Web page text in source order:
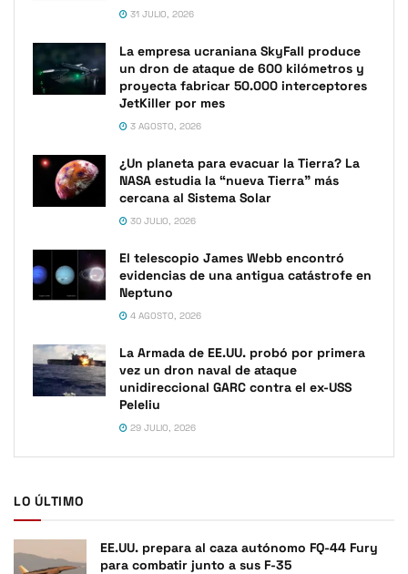
31 JULIO, 2026
La empresa ucraniana SkyFall produce
un dron de ataque de 600 kilómetros y
proyecta fabricar 50.000 interceptores
JetKiller por mes
3 AGOSTO, 2026
¿Un planeta para evacuar la Tierra? La
NASA estudia la “nueva Tierra” más
cercana al Sistema Solar
30 JULIO, 2026
El telescopio James Webb encontró
evidencias de una antigua catástrofe en
Neptuno
4 AGOSTO, 2026
La Armada de EE.UU. probó por primera
vez un dron naval de ataque
unidireccional GARC contra el ex-USS
Peleliu
29 JULIO, 2026
LO ÚLTIMO
EE.UU. prepara al caza autónomo FQ-44 Fury
para combatir junto a sus F-35